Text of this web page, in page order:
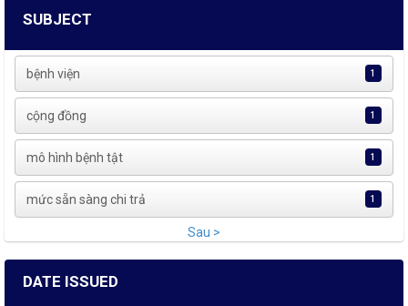
SUBJECT
bệnh viện 1
cộng đồng 1
mô hình bệnh tật 1
mức sẵn sàng chi trả 1
Sau >
DATE ISSUED